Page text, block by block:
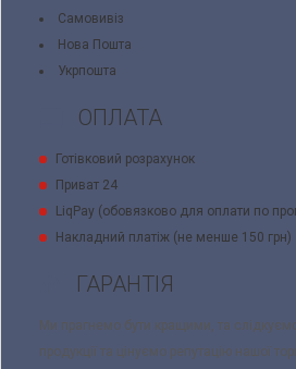
Самовивіз
Нова Пошта
Укрпошта
ОПЛАТА
Готівковий розрахунок
Приват 24
LiqPay (обовязково для оплати по
Накладний платіж (не менше 150 грн)
ГАРАНТІЯ
Ми прагнемо бути кращими, та
продукції та цінуємо репутацію нашої